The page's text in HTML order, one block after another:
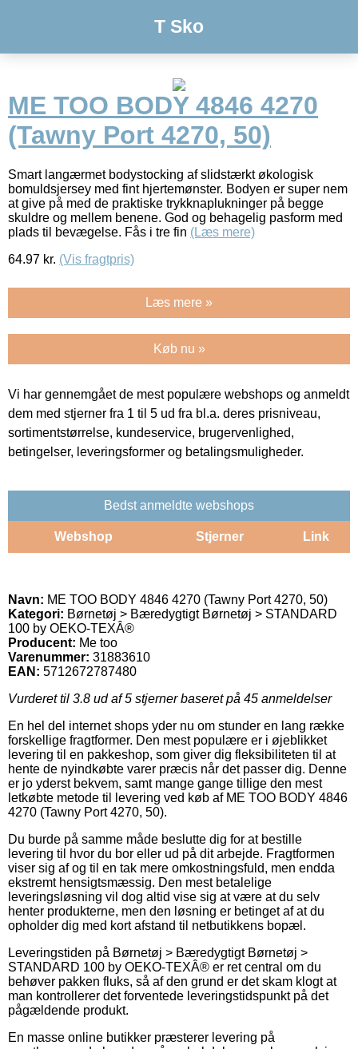
T Sko
ME TOO BODY 4846 4270
(Tawny Port 4270, 50)
Smart langærmet bodystocking af slidstærkt økologisk
bomuldsjersey med fint hjertemønster. Bodyen er super nem
at give på med de praktiske trykknaplukninger på begge
skuldre og mellem benene. God og behagelig pasform med
plads til bevægelse. Fås i tre fin (Læs mere)
64.97 kr. (Vis fragtpris)
Læs mere »
Køb nu »
Vi har gennemgået de mest populære webshops og anmeldt
dem med stjerner fra 1 til 5 ud fra bl.a. deres prisniveau,
sortimentstørrelse, kundeservice, brugervenlighed,
betingelser, leveringsformer og betalingsmuligheder.
Bedst anmeldte webshops
Webshop Stjerner Link
Navn: ME TOO BODY 4846 4270 (Tawny Port 4270, 50)
Kategori: Børnetøj > Bæredygtigt Børnetøj > STANDARD
100 by OEKO-TEXÂ®
Producent: Me too
Varenummer: 31883610
EAN: 5712672787480
Vurderet til 3.8 ud af 5 stjerner baseret på 45 anmeldelser
En hel del internet shops yder nu om stunder en lang række
forskellige fragtformer. Den mest populære er i øjeblikket
levering til en pakkeshop, som giver dig fleksibiliteten til at
hente de nyindkøbte varer præcis når det passer dig. Denne
er jo yderst bekvem, samt mange gange tillige den mest
letkøbte metode til levering ved køb af ME TOO BODY 4846
4270 (Tawny Port 4270, 50).
Du burde på samme måde beslutte dig for at bestille
levering til hvor du bor eller ud på dit arbejde. Fragtformen
viser sig af og til en tak mere omkostningsfuld, men endda
ekstremt hensigtsmæssig. Den mest betalelige
leveringsløsning vil dog altid vise sig at være at du selv
henter produkterne, men den løsning er betinget af at du
opholder dig med kort afstand til netbutikkens bopæl.
Leveringstiden på Børnetøj > Bæredygtigt Børnetøj >
STANDARD 100 by OEKO-TEXÂ® er ret central om du
behøver pakken fluks, så af den grund er det skam klogt at
man kontrollerer det forventede leveringstidspunkt på det
pågældende produkt.
En masse online butikker præsterer levering på